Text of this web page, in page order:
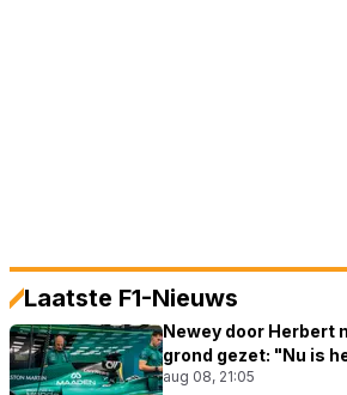
Laatste F1-Nieuws
Newey door Herbert
grond gezet: "Nu is
aug 08, 21:05